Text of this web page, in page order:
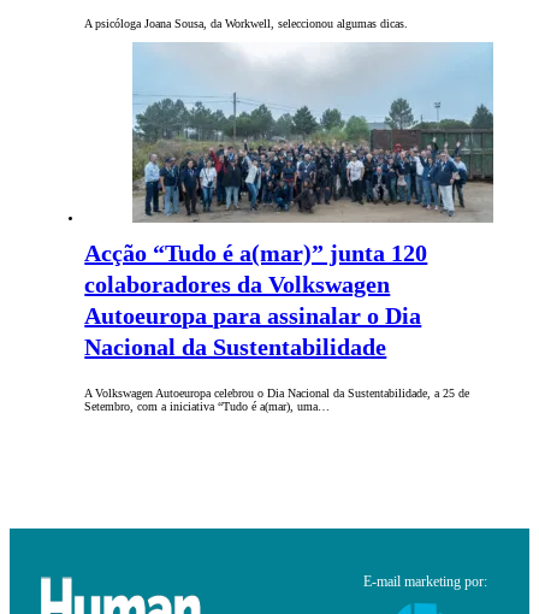
A psicóloga Joana Sousa, da Workwell, seleccionou algumas dicas.
Acção “Tudo é a(mar)” junta 120
colaboradores da Volkswagen
Autoeuropa para assinalar o Dia
Nacional da Sustentabilidade
A Volkswagen Autoeuropa celebrou o Dia Nacional da Sustentabilidade, a 25 de
Setembro, com a iniciativa “Tudo é a(mar), uma…
E-mail marketing por: